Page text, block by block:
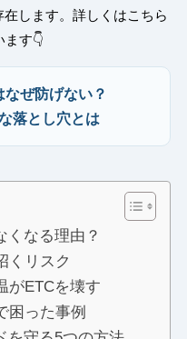
します。詳しくはこちら
ます👇
なぜ防げない？
落とし穴とは
くなる理由？
くリスク
がETCを壊す
困った事例